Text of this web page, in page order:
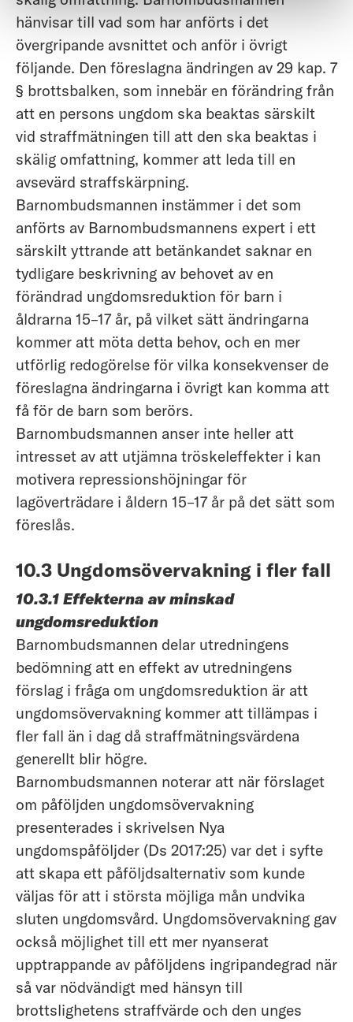
hänvisar till vad som har anförts i det
övergripande avsnittet och anför i övrigt
följande. Den föreslagna ändringen av 29 kap. 7
§ brottsbalken, som innebär en förändring från
att en persons ungdom ska beaktas särskilt
vid straffmätningen till att den ska beaktas i
skälig omfattning, kommer att leda till en
avsevärd straffskärpning.
Barnombudsmannen instämmer i det som
anförts av Barnombudsmannens expert i ett
särskilt yttrande att betänkandet saknar en
tydligare beskrivning av behovet av en
förändrad ungdomsreduktion för barn i
åldrarna 15–17 år, på vilket sätt ändringarna
kommer att möta detta behov, och en mer
utförlig redogörelse för vilka konsekvenser de
föreslagna ändringarna i övrigt kan komma att
få för de barn som berörs.
Barnombudsmannen anser inte heller att
intresset av att utjämna tröskeleffekter i kan
motivera repressionshöjningar för
lagöverträdare i åldern 15–17 år på det sätt som
föreslås.
10.3 Ungdomsövervakning i fler fall
10.3.1 Effekterna av minskad
ungdomsreduktion
Barnombudsmannen delar utredningens
bedömning att en effekt av utredningens
förslag i fråga om ungdomsreduktion är att
ungdomsövervakning kommer att tillämpas i
fler fall än i dag då straffmätningsvärdena
generellt blir högre.
Barnombudsmannen noterar att när förslaget
om påföljden ungdomsövervakning
presenterades i skrivelsen Nya
ungdomspåföljder (Ds 2017:25) var det i syfte
att skapa ett påföljdsalternativ som kunde
väljas för att i största möjliga mån undvika
sluten ungdomsvård. Ungdomsövervakning gav
också möjlighet till ett mer nyanserat
upptrappande av påföljdens ingripandegrad när
så var nödvändigt med hänsyn till
brottslighetens straffvärde och den unges